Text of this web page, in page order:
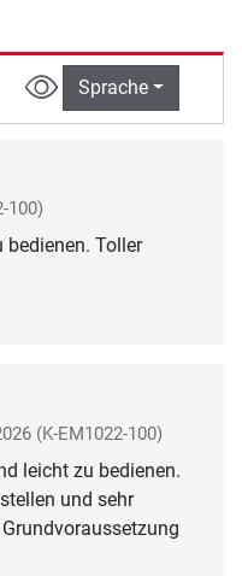
Sprache
100)
Toller
(K-EM1022-100)
leicht zu bedienen.
und sehr